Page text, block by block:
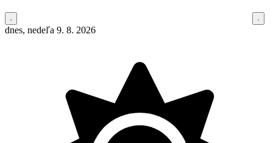
dnes, nedeľa 9. 8. 2026